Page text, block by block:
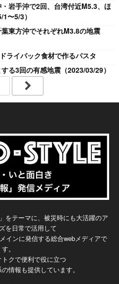
岩手沖で2回、台湾付近M5.3、ほ
〜5/3）
東方沖でそれぞれM3.8の地震
ライパック食材で作るパスタ
る3回の有感地震（2023/03/29）
をテーマに、被災時にも大活躍のア
を日常で活用して
インに発信する総合webメディアで
す。
クで便利で役に立つ
情報も提供しています。